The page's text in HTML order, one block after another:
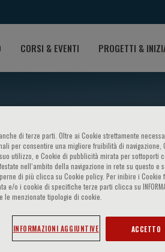
CORSI & EVENTI PROGETTI &
di terze parti. Oltre ai Cookie strettamente
per consentire una migliore fruibilità di navigazione,
utilizzo, e Cookie di pubblicità mirata per
nell‘ambito della navigazione in rete su questo e
di più clicca su Cookie policy. Per inibire i
e/o i cookie di specifiche terze parti clicca su
le menzionate tipologie di cookie.
INFORMAZIONI AGGIUNTIVE ACCETTO